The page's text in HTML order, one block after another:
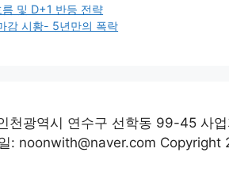
및 D+1 반등 전략
감 시황- 5년만의 폭락
천광역시 연수구 선학동 99-45
: noonwith@naver.com